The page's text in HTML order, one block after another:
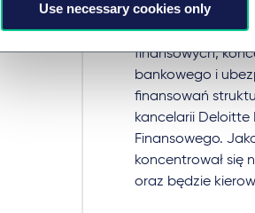
Use necessary cookies only
Łukasz
finansowych,
bankowego i
finansowań
kancelarii Deloitte
Finansowego.
koncentrował się
oraz będzie